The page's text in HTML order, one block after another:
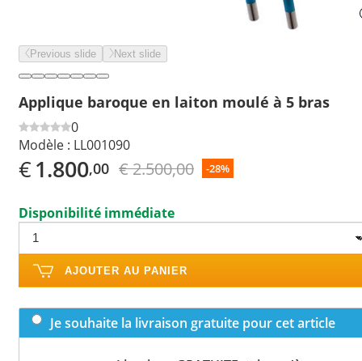
Previous slide Next slide
Applique baroque en laiton moulé à 5 bras
0
Modèle : LL001090
€1.800,00 € 2.500,00 -28%
Disponibilité immédiate
AJOUTER AU PANIER
Je souhaite la livraison gratuite pour cet article